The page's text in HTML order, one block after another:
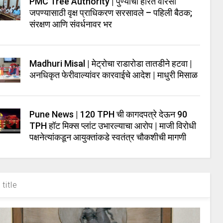
जपण्यासाठी वृक्ष प्राधिकरण सरसावले – पहिली बैठक;
संरक्षण आणि संवर्धनावर भर
Madhuri Misal | मेट्रोचा राडारोडा तातडीने हटवा |
अनधिकृत फेरीवाल्यांवर कारवाईचे आदेश | माधुरी मिसाळ
Pune News | 120 TPH ची कागदपत्रे देऊन 90
TPH हॉट मिक्स प्लांट उभारल्याचा आरोप | माजी विरोधी
पक्षनेत्यांकडून आयुक्तांकडे स्वतंत्र चौकशीची मागणी